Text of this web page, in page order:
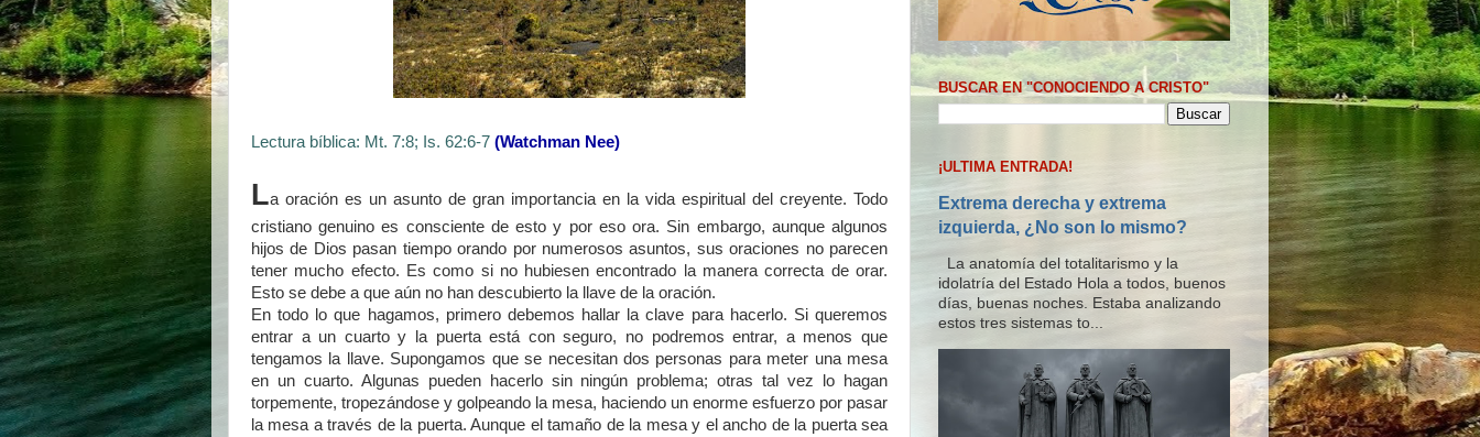
Lectura bíblica: Mt. 7:8; Is. 62:6-7 (Watchman Nee)
La oración es un asunto de gran importancia en la vida espiritual del creyente. Todo
cristiano genuino es consciente de esto y por eso ora. Sin embargo, aunque algunos
hijos de Dios pasan tiempo orando por numerosos asuntos, sus oraciones no parecen
tener mucho efecto. Es como si no hubiesen encontrado la manera correcta de orar.
Esto se debe a que aún no han descubierto la llave de la oración.
En todo lo que hagamos, primero debemos hallar la clave para hacerlo. Si queremos
entrar a un cuarto y la puerta está con seguro, no podremos entrar, a menos que
tengamos la llave. Supongamos que se necesitan dos personas para meter una mesa
en un cuarto. Algunas pueden hacerlo sin ningún problema; otras tal vez lo hagan
torpemente, tropezándose y golpeando la mesa, haciendo un enorme esfuerzo por pasar
la mesa a través de la puerta. Aunque el tamaño de la mesa y el ancho de la puerta sea
BUSCAR EN "CONOCIENDO A CRISTO"
¡ULTIMA ENTRADA!
Extrema derecha y extrema
izquierda, ¿No son lo mismo?
La anatomía del totalitarismo y la
idolatría del Estado Hola a todos, buenos
días, buenas noches. Estaba analizando
estos tres sistemas to...